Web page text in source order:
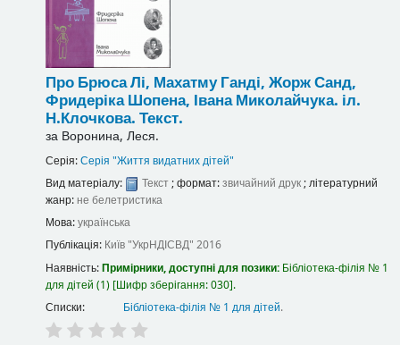
Про Брюса Лі, Махатму Ганді, Жорж Санд,
Фридеріка Шопена, Івана Миколайчука. іл.
Н.Клочкова. Текст.
за Воронина, Леся.
Серія:Серія "Життя видатних дітей"
Вид матеріалу:
Текст; формат:звичайний друк; літературний
жанр: не белетристика
Мова:українська
Публікація: Київ"УкрНДІСВД" 2016
Наявність:Примірники, доступні для позики: Бібліотека-філія № 1
для дітей (1) Шифр зберігання:030 .
Списки:
Бібліотека-філія № 1 для дітей.